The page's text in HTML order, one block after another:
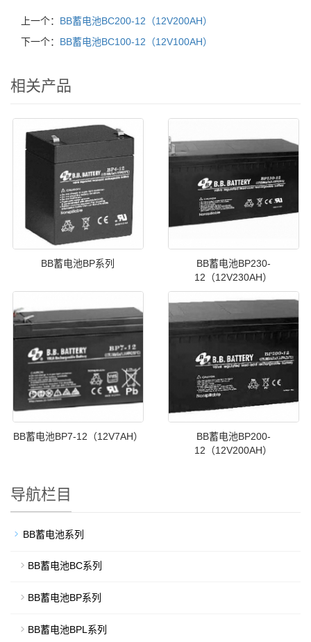
上一个： BB蓄电池BC200-12（12V200AH）
下一个： BB蓄电池BC100-12（12V100AH）
相关产品
BB蓄电池BP系列
BB蓄电池BP230-
12（12V230AH）
BB蓄电池BP7-12（12V7AH）
BB蓄电池BP200-
12（12V200AH）
导航栏目
BB蓄电池系列
BB蓄电池BC系列
BB蓄电池BP系列
BB蓄电池BPL系列